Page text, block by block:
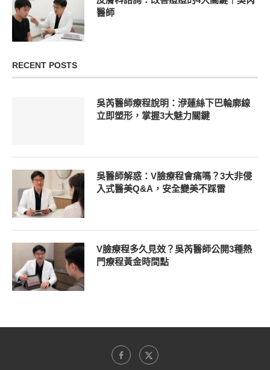
醫師
RECENT POSTS
吳芮醫師療程說明：洢蓮絲下巴輪廓線
立即塑形，掌握3大魅力關鍵
吳醫師解惑：V臉療程會痛嗎？3大非侵
入式醫美Q&A，安全變美不踩雷
V臉療程多久見效？吳芮醫師公開3種熱
門療程黃金時間點